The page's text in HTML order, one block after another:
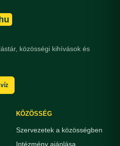
közösségi kihívások és
KÖZÖSSÉG
Szervezetek a közösségben
Intézmény ajánlása